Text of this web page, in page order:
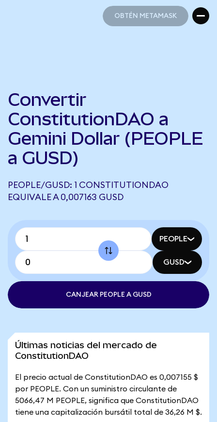
OBTÉN METAMASK
Convertir
ConstitutionDAO a
Gemini Dollar (PEOPLE
a GUSD)
PEOPLE/GUSD: 1 CONSTITUTIONDAO
EQUIVALE A 0,007163 GUSD
PEOPLE
GUSD
CANJEAR PEOPLE A GUSD
Últimas noticias del mercado de
ConstitutionDAO
El precio actual de ConstitutionDAO es 0,007155 $
por PEOPLE. Con un suministro circulante de
5066,47 M PEOPLE, significa que ConstitutionDAO
tiene una capitalización bursátil total de 36,26 M $.